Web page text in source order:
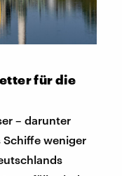
für die
– darunter
Schiffe weniger